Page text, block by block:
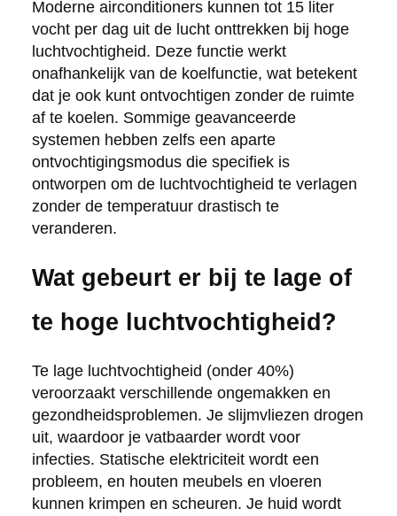
Moderne airconditioners kunnen tot 15 liter
vocht per dag uit de lucht onttrekken bij hoge
luchtvochtigheid. Deze functie werkt
onafhankelijk van de koelfunctie, wat betekent
dat je ook kunt ontvochtigen zonder de ruimte
af te koelen. Sommige geavanceerde
systemen hebben zelfs een aparte
ontvochtigingsmodus die specifiek is
ontworpen om de luchtvochtigheid te verlagen
zonder de temperatuur drastisch te
veranderen.
Wat gebeurt er bij te lage of
te hoge luchtvochtigheid?
Te lage luchtvochtigheid (onder 40%)
veroorzaakt verschillende ongemakken en
gezondheidsproblemen. Je slijmvliezen drogen
uit, waardoor je vatbaarder wordt voor
infecties. Statische elektriciteit wordt een
probleem, en houten meubels en vloeren
kunnen krimpen en scheuren. Je huid wordt